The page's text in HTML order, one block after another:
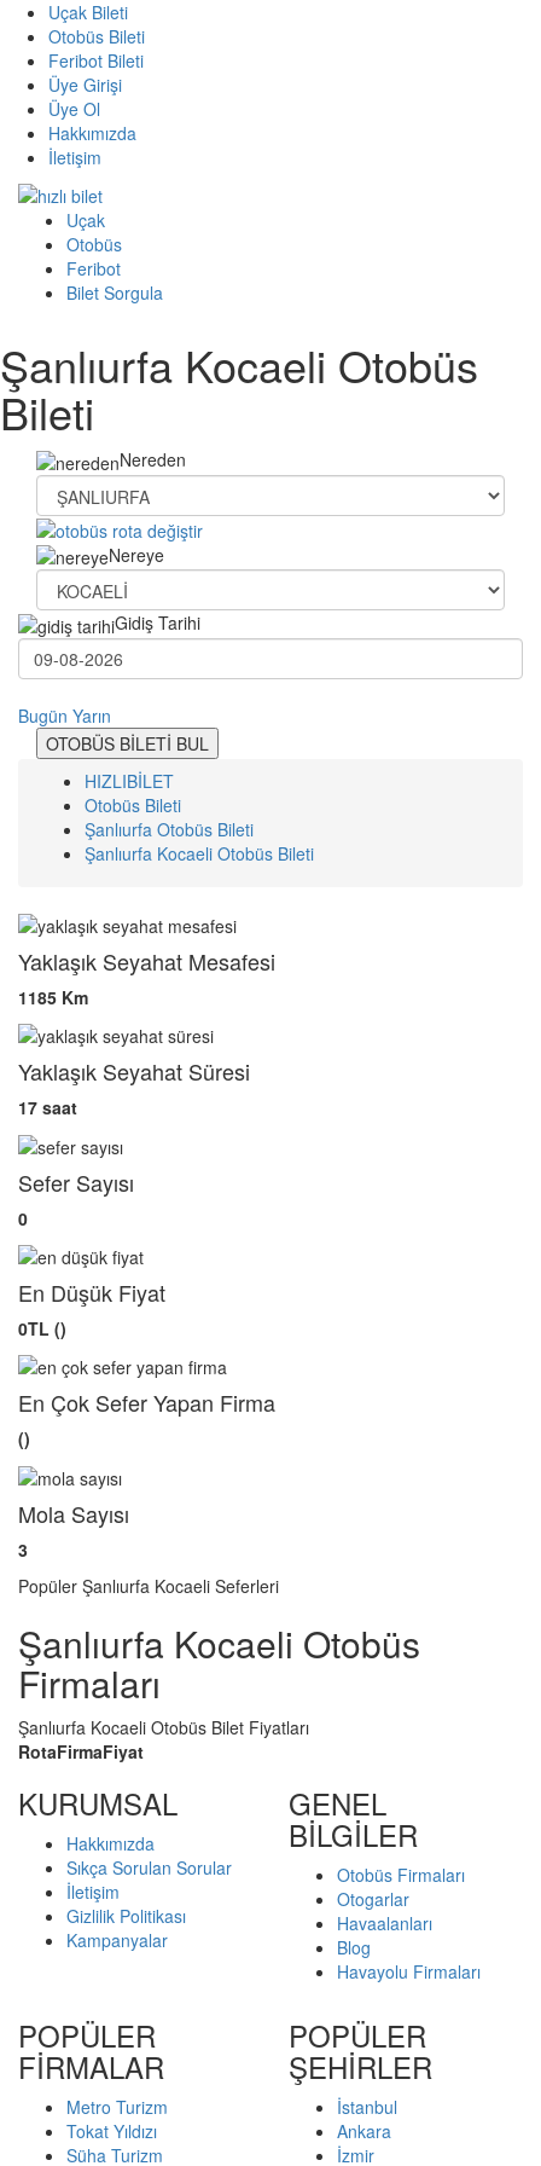
Uçak Bileti
Otobüs Bileti
Feribot Bileti
Üye Girişi
Üye Ol
Hakkımızda
İletişim
Uçak
Otobüs
Feribot
Bilet Sorgula
Şanlıurfa Kocaeli Otobüs
Bileti
Nereden
Nereye
Gidiş Tarihi
Bugün Yarın
OTOBÜS BİLETİ BUL
HIZLIBİLET
Otobüs Bileti
Şanlıurfa Otobüs Bileti
Şanlıurfa Kocaeli Otobüs Bileti
Yaklaşık Seyahat Mesafesi
1185 Km
Yaklaşık Seyahat Süresi
17 saat
Sefer Sayısı
0
En Düşük Fiyat
0TL ()
En Çok Sefer Yapan Firma
()
Mola Sayısı
3
Popüler Şanlıurfa Kocaeli Seferleri
Şanlıurfa Kocaeli Otobüs
Firmaları
Şanlıurfa Kocaeli Otobüs Bilet Fiyatları
RotaFirmaFiyat
KURUMSAL
Hakkımızda
Sıkça Sorulan Sorular
İletişim
Gizlilik Politikası
Kampanyalar
GENEL
BİLGİLER
Otobüs Firmaları
Otogarlar
Havaalanları
Blog
Havayolu Firmaları
POPÜLER
FİRMALAR
Metro Turizm
Tokat Yıldızı
Süha Turizm
POPÜLER
ŞEHİRLER
İstanbul
Ankara
İzmir